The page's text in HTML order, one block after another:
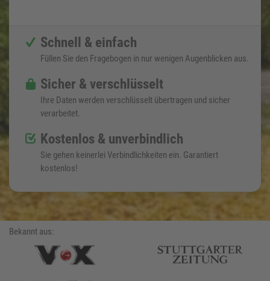
Schnell & einfach
Füllen Sie den Fragebogen in nur wenigen Augenblicken aus.
Sicher & verschlüsselt
Ihre Daten werden verschlüsselt übertragen und sicher
verarbeitet.
Kostenlos & unverbindlich
Sie gehen keinerlei Verbindlichkeiten ein. Garantiert
kostenlos!
Bekannt aus: